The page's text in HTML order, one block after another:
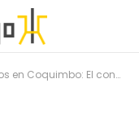
y mariscos representa el 55% de los casos